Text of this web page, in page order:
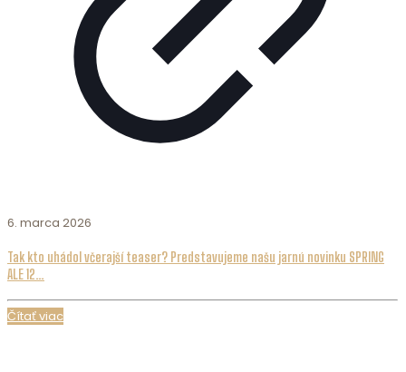
6. marca 2026
Tak kto uhádol včerajší teaser? Predstavujeme našu jarnú novinku SPRING
ALE 12…
Čítať viac